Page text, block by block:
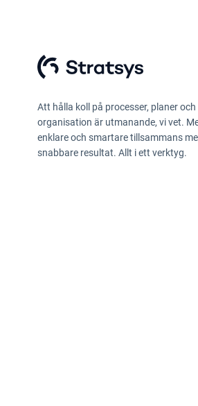
Att hålla koll på processer, planer
organisation är utmanande, vi vet.
enklare och smartare tillsammans
snabbare resultat. Allt i ett verktyg.